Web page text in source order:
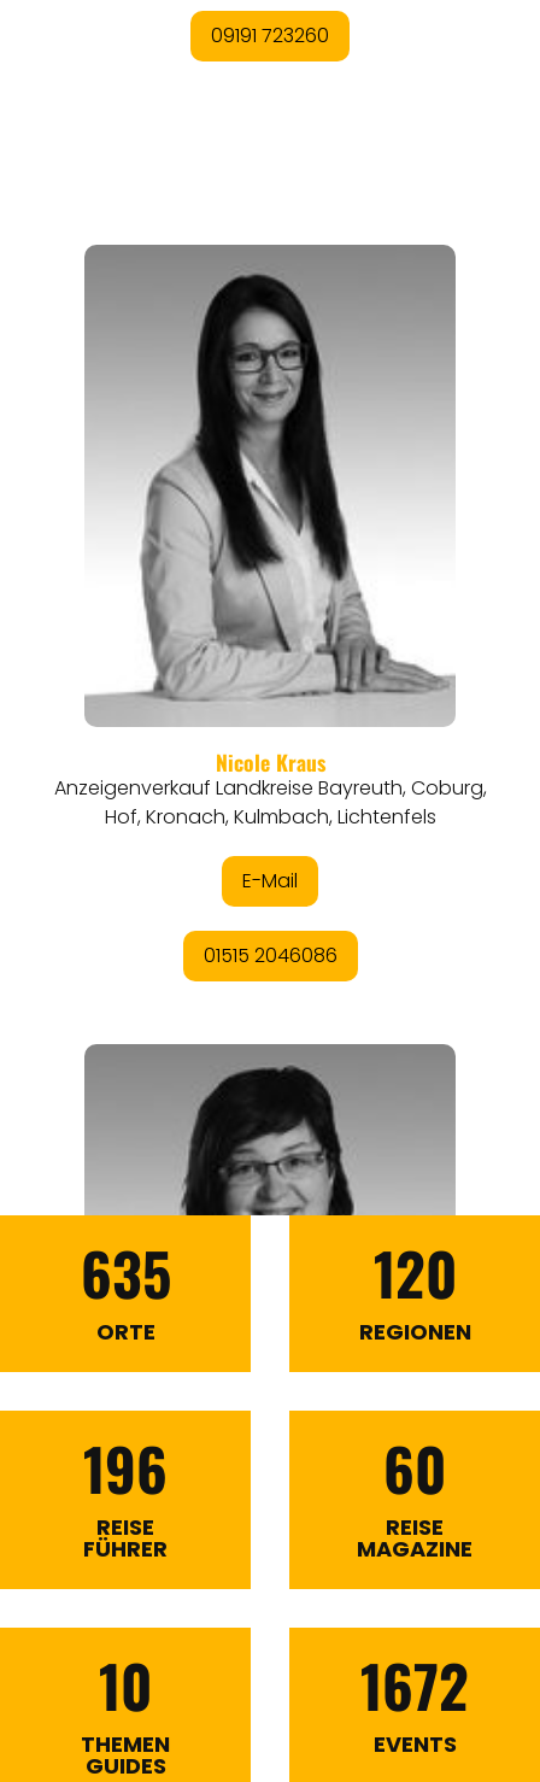
635
ORTE
120
REGIONEN
196
REISE
FÜHRER
60
REISE
MAGAZINE
10
THEMEN
GUIDES
1672
EVENTS